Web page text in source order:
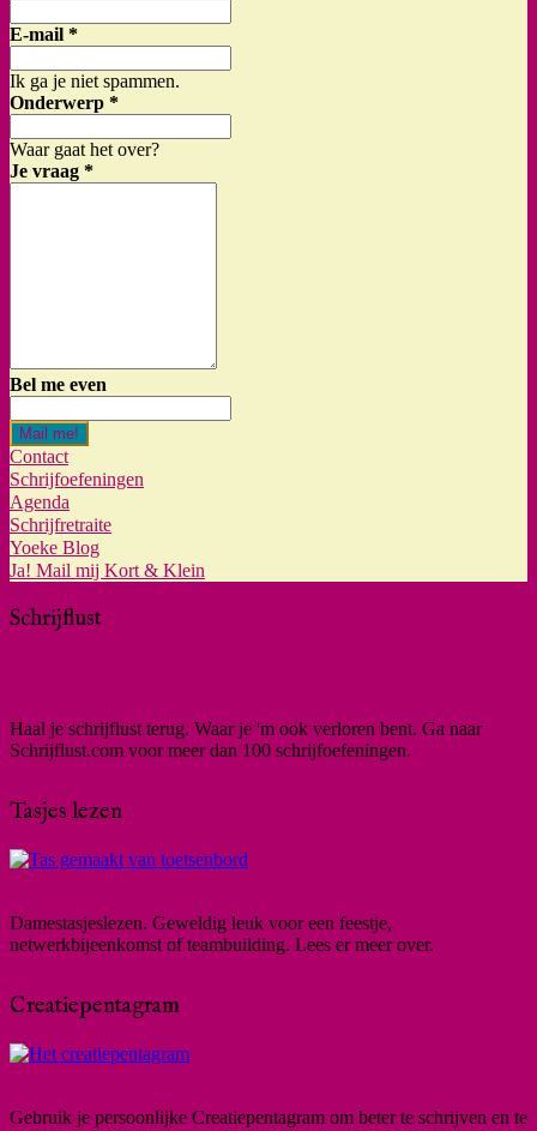
E-mail *
Ik ga je niet spammen.
Onderwerp *
Waar gaat het over?
Je vraag *
Bel me even
Mail me!
Contact
Schrijfoefeningen
Agenda
Schrijfretraite
Yoeke Blog
Ja! Mail mij Kort & Klein
Schrijflust
Haal je schrijflust terug. Waar je 'm ook verloren bent. Ga naar
Schrijflust.com voor meer dan 100 schrijfoefeningen.
Tasjes lezen
Damestasjeslezen. Geweldig leuk voor een feestje,
netwerkbijeenkomst of teambuilding. Lees er meer over.
Creatiepentagram
Gebruik je persoonlijke Creatiepentagram om beter te schrijven en te